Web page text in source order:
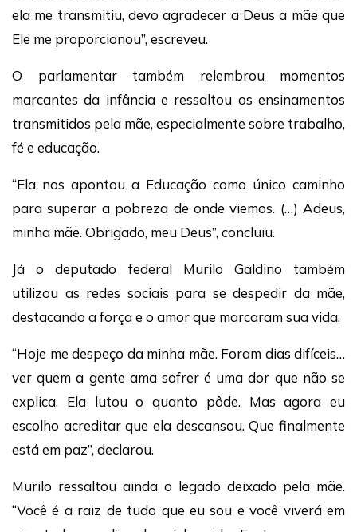
ela me transmitiu, devo agradecer a Deus a mãe que
Ele me proporcionou”, escreveu.
O parlamentar também relembrou momentos
marcantes da infância e ressaltou os ensinamentos
transmitidos pela mãe, especialmente sobre trabalho,
fé e educação.
“Ela nos apontou a Educação como único caminho
para superar a pobreza de onde viemos. (…) Adeus,
minha mãe. Obrigado, meu Deus”, concluiu.
Já o deputado federal Murilo Galdino também
utilizou as redes sociais para se despedir da mãe,
destacando a força e o amor que marcaram sua vida.
“Hoje me despeço da minha mãe. Foram dias difíceis…
ver quem a gente ama sofrer é uma dor que não se
explica. Ela lutou o quanto pôde. Mas agora eu
escolho acreditar que ela descansou. Que finalmente
está em paz”, declarou.
Murilo ressaltou ainda o legado deixado pela mãe.
“Você é a raiz de tudo que eu sou e você viverá em